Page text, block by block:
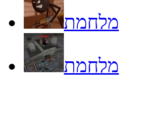
מלחמת
מלחמת